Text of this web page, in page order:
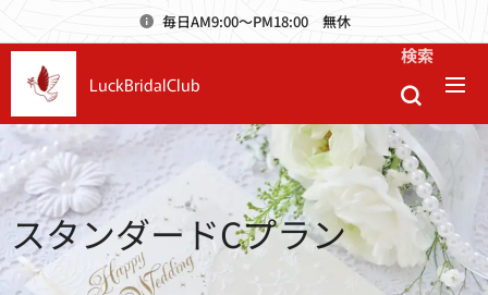
毎日AM9:00～PM18:00 無休
LuckBridalClub
検索
スタンダードCプラン